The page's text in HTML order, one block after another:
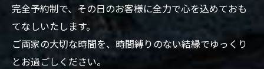
完全予約制で、その日のお客様に全力で心を込めておも
てなしいたします。
ご両家の大切な時間を、時間縛りのない結縁でゆっくり
とお過ごしください。